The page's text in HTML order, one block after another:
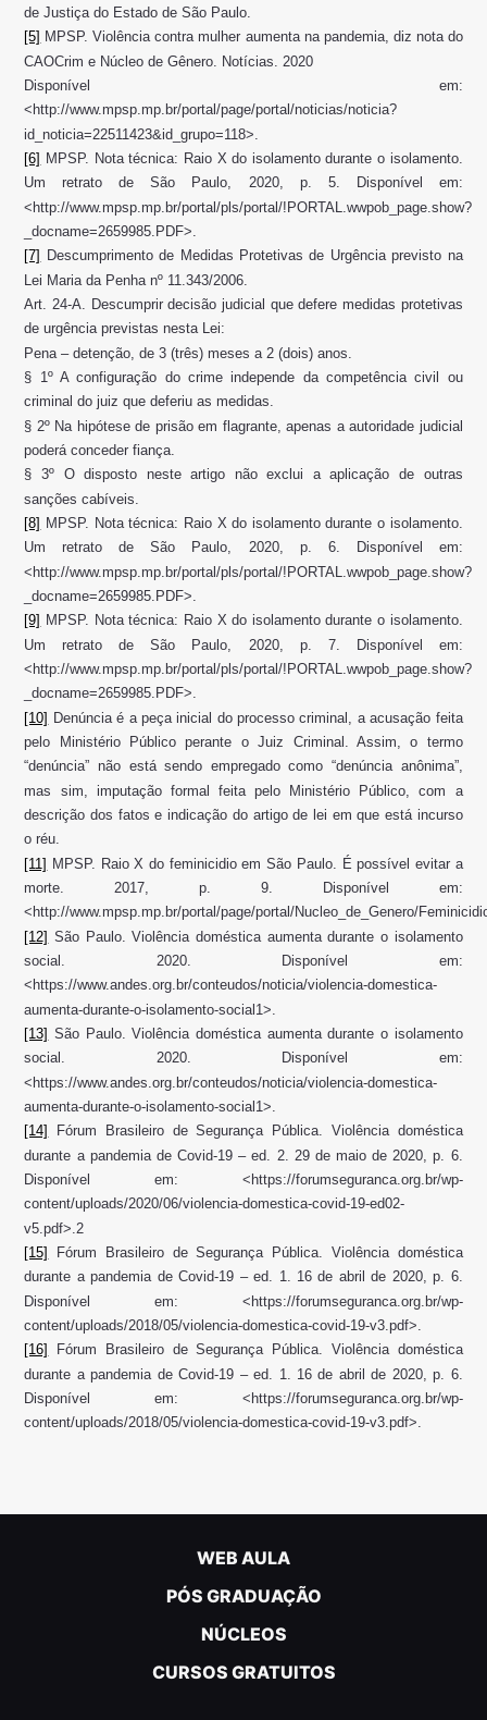
de Justiça do Estado de São Paulo.
[5] MPSP. Violência contra mulher aumenta na pandemia, diz nota do
CAOCrim e Núcleo de Gênero. Notícias. 2020
Disponível em:
<http://www.mpsp.mp.br/portal/page/portal/noticias/noticia?
id_noticia=22511423&id_grupo=118>.
[6] MPSP. Nota técnica: Raio X do isolamento durante o isolamento.
Um retrato de São Paulo, 2020, p. 5. Disponível em:
<http://www.mpsp.mp.br/portal/pls/portal/!PORTAL.wwpob_page.show?
_docname=2659985.PDF>.
[7]
Descumprimento de Medidas Protetivas de Urgência previsto na
Lei Maria da Penha nº 11.343/2006.
Art. 24-A. Descumprir decisão judicial que defere medidas protetivas
de urgência previstas nesta Lei:
Pena – detenção, de 3 (três) meses a 2 (dois) anos.
§ 1º A configuração do crime independe da competência civil ou
criminal do juiz que deferiu as medidas.
§ 2º Na hipótese de prisão em flagrante, apenas a autoridade judicial
poderá conceder fiança.
§ 3º O disposto neste artigo não exclui a aplicação de outras
sanções cabíveis.
[8] MPSP. Nota técnica: Raio X do isolamento durante o isolamento.
Um retrato de São Paulo, 2020, p. 6. Disponível em:
<http://www.mpsp.mp.br/portal/pls/portal/!PORTAL.wwpob_page.show?
_docname=2659985.PDF>.
[9] MPSP. Nota técnica: Raio X do isolamento durante o isolamento.
Um retrato de São Paulo, 2020, p. 7. Disponível em:
<http://www.mpsp.mp.br/portal/pls/portal/!PORTAL.wwpob_page.show?
_docname=2659985.PDF>.
[10] Denúncia é a peça inicial do processo criminal, a acusação feita
pelo Ministério Público perante o Juiz Criminal. Assim, o termo
“denúncia” não está sendo empregado como “denúncia anônima”,
mas sim, imputação formal feita pelo Ministério Público, com a
descrição dos fatos e indicação do artigo de lei em que está incurso
o réu.
[11] MPSP. Raio X do feminicidio em São Paulo. É possível evitar a
morte. 2017, p. 9. Disponível em:
<http://www.mpsp.mp.br/portal/page/portal/Nucleo_de_Genero/
[12] São Paulo. Violência doméstica aumenta durante o isolamento
social. 2020. Disponível em:
<https://www.andes.org.br/conteudos/noticia/violencia-domestica-
aumenta-durante-o-isolamento-social1>.
[13] São Paulo. Violência doméstica aumenta durante o isolamento
social. 2020. Disponível em:
<https://www.andes.org.br/conteudos/noticia/violencia-domestica-
aumenta-durante-o-isolamento-social1>.
[14]
Fórum Brasileiro de Segurança Pública. Violência doméstica
durante a pandemia de Covid-19 – ed. 2. 29 de maio de 2020, p. 6.
Disponível em: <https://forumseguranca.org.br/wp-
content/uploads/2020/06/violencia-domestica-covid-19-ed02-
v5.pdf>.2
[15] Fórum Brasileiro de Segurança Pública. Violência doméstica
durante a pandemia de Covid-19 – ed. 1. 16 de abril de 2020, p. 6.
Disponível em: <https://forumseguranca.org.br/wp-
content/uploads/2018/05/violencia-domestica-covid-19-v3.pdf>.
[16]
Fórum Brasileiro de Segurança Pública. Violência doméstica
durante a pandemia de Covid-19 – ed. 1. 16 de abril de 2020, p. 6.
Disponível em: <https://forumseguranca.org.br/wp-
content/uploads/2018/05/violencia-domestica-covid-19-v3.pdf>.
WEB AULA
PÓS GRADUAÇÃO
NÚCLEOS
CURSOS GRATUITOS